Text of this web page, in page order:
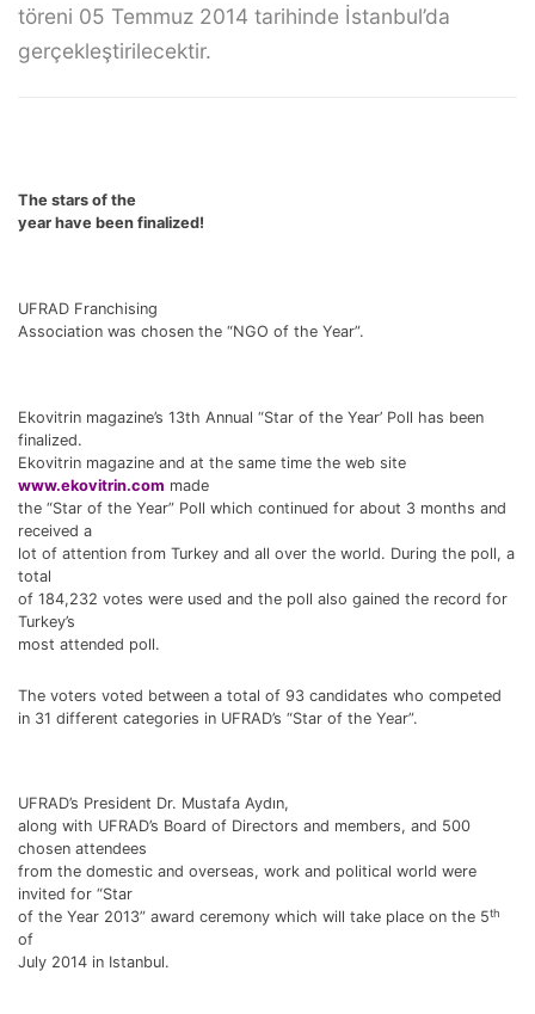
töreni 05 Temmuz 2014 tarihinde İstanbul’da
gerçekleştirilecektir.
The stars of the
year have been finalized!
UFRAD Franchising
Association was chosen the “NGO of the Year”.
Ekovitrin magazine’s 13th Annual “Star of the Year’ Poll has been
finalized.
Ekovitrin magazine and at the same time the web site
www.ekovitrin.com made
the “Star of the Year” Poll which continued for about 3 months and
received a
lot of attention from Turkey and all over the world. During the poll, a
total
of 184,232 votes were used and the poll also gained the record for
Turkey’s
most attended poll.
The voters voted between a total of 93 candidates who competed
in 31 different categories in UFRAD’s “Star of the Year”.
UFRAD’s President Dr. Mustafa Aydın,
along with UFRAD’s Board of Directors and members, and 500
chosen attendees
from the domestic and overseas, work and political world were
invited for “Star
of the Year 2013” award ceremony which will take place on the 5th
of
July 2014 in Istanbul.